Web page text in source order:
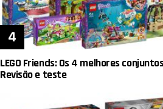
LEGO Friends: Os 4 melhores
Revisão e teste